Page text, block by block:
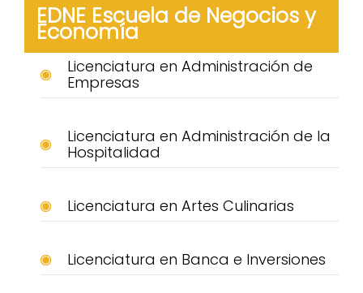
EDNE Escuela de Negocios y
Economía
Licenciatura en Administración de
Empresas
Licenciatura en Administración de la
Hospitalidad
Licenciatura en Artes Culinarias
Licenciatura en Banca e Inversiones